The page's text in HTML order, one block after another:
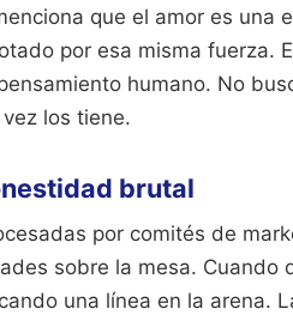
que el amor es una
por esa misma fuerza.
humano. No
los tiene.
brutal
por comités de
sobre la mesa. Cuando
una línea en la arena.